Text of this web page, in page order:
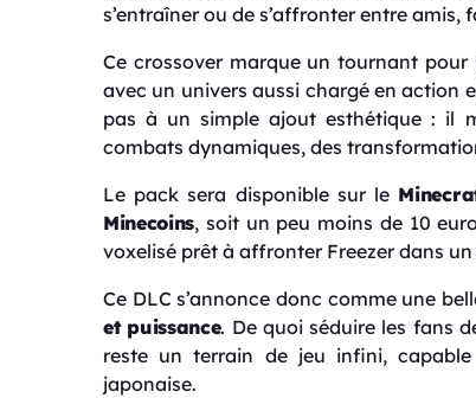
s’entraîner ou de s’affronter entre
Ce crossover marque un tournant
avec un univers aussi chargé en action
pas à un simple ajout esthétique : il
combats dynamiques, des
Le pack sera disponible sur le
Minecoins, soit un peu moins de 10
voxelisé prêt à affronter Freezer dans
Ce DLC s’annonce donc comme une
et puissance. De quoi séduire les fans
reste un terrain de jeu infini, capable
japonaise.